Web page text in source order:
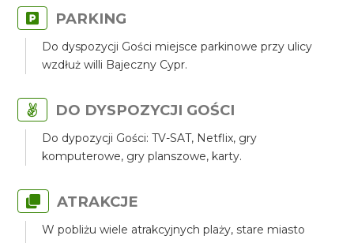
PARKING
Do dyspozycji Gości miejsce parkinowe przy ulicy
wzdłuż willi Bajeczny Cypr.
DO DYSPOZYCJI GOŚCI
Do dypozycji Gości: TV-SAT, Netflix, gry
komputerowe, gry planszowe, karty.
ATRAKCJE
W pobliżu wiele atrakcyjnych plaży, stare miasto